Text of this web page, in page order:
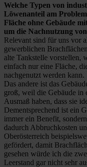
Welche Typen von
Löwenanteil am
Fläche ohne Gebäude
um die Nachnutzung
Relevant sind für uns vor
gewerblichen
alte Tankstelle vorstellen,
einfach nur eine Fläche,
nachgenutzt werden kann.
Das andere ist das
groß, weil die Gebäude in
Ausmaß haben, dass sie
Dementsprechend ist ein
immer ein Benefit,
dadurch Abbruchkosten
Oberösterreich
gefördert, damit
gesehen würde ich die
Leerstand gar nicht sehr